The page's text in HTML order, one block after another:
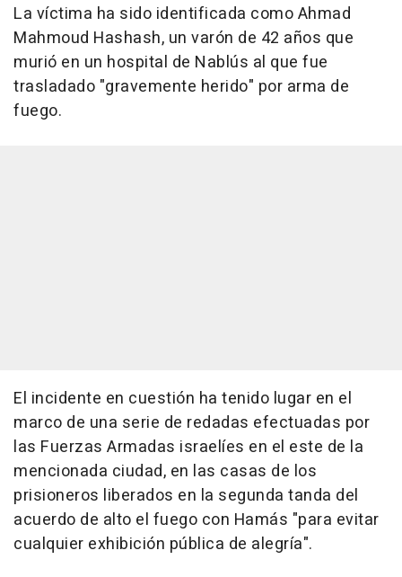
La víctima ha sido identificada como Ahmad
Mahmoud Hashash, un varón de 42 años que
murió en un hospital de Nablús al que fue
trasladado "gravemente herido" por arma de
fuego.
El incidente en cuestión ha tenido lugar en el
marco de una serie de redadas efectuadas por
las Fuerzas Armadas israelíes en el este de la
mencionada ciudad, en las casas de los
prisioneros liberados en la segunda tanda del
acuerdo de alto el fuego con Hamás "para evitar
cualquier exhibición pública de alegría".